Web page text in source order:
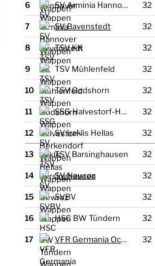
6 SV Arminia Hannover 32
7 SV Bavenstedt 32
8 TSV KK 32
9 TSV Mühlenfeld 32
10 TSV Godshorn 32
11 SSG Halvestorf-Herkendorf 32
12 SV Iraklis Hellas 32
13 TSV Barsinghausen 32
14 SV Newroz 32
15 SVBV 32
16 HSC BW Tündern 32
17 VFR Germania Ochtersum 32